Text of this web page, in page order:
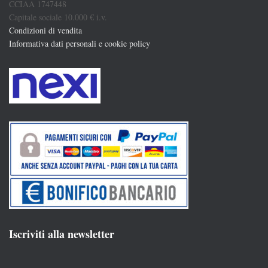
CCIAA 1747448
Capitale sociale 10.000 € i.v.
Condizioni di vendita
Informativa dati personali e cookie policy
Iscriviti alla newsletter